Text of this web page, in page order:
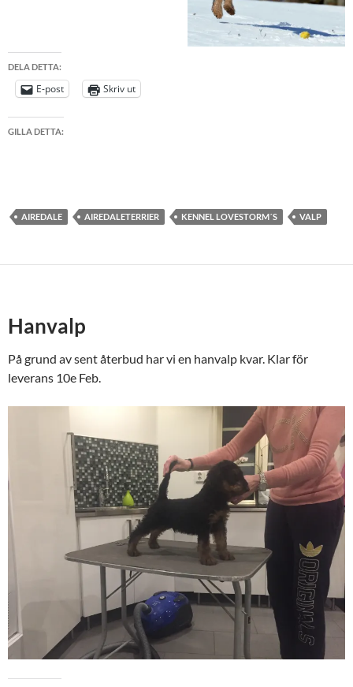
DELA DETTA:
E-post Skriv ut
GILLA DETTA:
AIREDALE AIREDALETERRIER KENNEL LOVESTORM´S VALP
Hanvalp
På grund av sent återbud har vi en hanvalp kvar. Klar för
leverans 10e Feb.